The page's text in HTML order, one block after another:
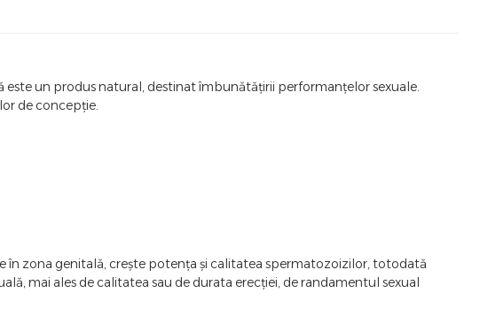
un produs natural, destinat îmbunătățirii performanțelor sexuale.
de concepție.
în zona genitală, crește potența și calitatea spermatozoizilor, totodată
mai ales de calitatea sau de durata erecției, de randamentul sexual